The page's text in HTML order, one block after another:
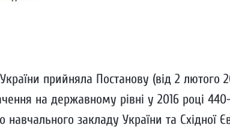
прийняла Постанову (від 2 лютого
на державному рівні у 2016 році
закладу України та Східної